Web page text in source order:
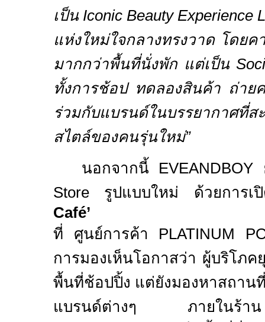
เป็น Iconic Beauty Experience
แห่งใหม่ใจกลางทรงวาด โดยค
มากกว่าพื้นที่นั่งพัก แต่เป็น
ทั้งการช้อป ทดลองสินค้า ถ่าย
ร่วมกับแบรนด์ในบรรยากาศที่
สไตล์ของคนรุ่นใหม่”
นอกจากนี้ EVEANDBOY
Store รูปแบบใหม่ ด้วยการ
Café’
ที่ ศูนย์การค้า PLATINUM
การมองเห็นโอกาสว่า ผู้บริโภค
พื้นที่ช้อปปิ้ง แต่ยังมองหาสถาน
แบรนด์ต่างๆ ภายในร้